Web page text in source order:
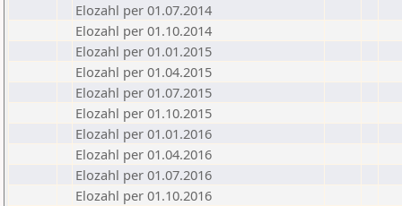
Elozahl per 01.07.2014
Elozahl per 01.10.2014
Elozahl per 01.01.2015
Elozahl per 01.04.2015
Elozahl per 01.07.2015
Elozahl per 01.10.2015
Elozahl per 01.01.2016
Elozahl per 01.04.2016
Elozahl per 01.07.2016
Elozahl per 01.10.2016